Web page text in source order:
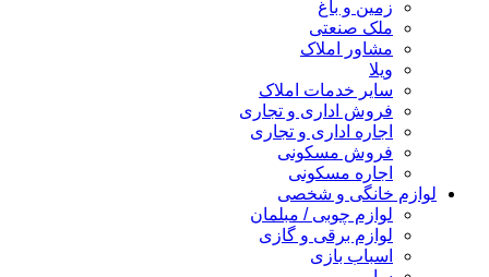
زمین و باغ
ملک صنعتی
مشاور املاک
ویلا
سایر خدمات املاک
فروش اداری و تجاری
اجاره اداری و تجاری
فروش مسکونی
اجاره مسکونی
لوازم خانگی و شخصی
لوازم چوبی / مبلمان
لوازم برقی و گازی
اسباب بازی